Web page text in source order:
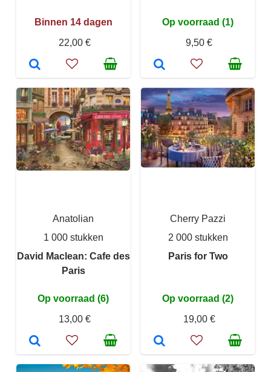
Binnen 14 dagen
22,00 €
Op voorraad (1)
9,50 €
Anatolian
1 000 stukken
David Maclean: Cafe des
Paris
Op voorraad (6)
13,00 €
Cherry Pazzi
2 000 stukken
Paris for Two
Op voorraad (2)
19,00 €